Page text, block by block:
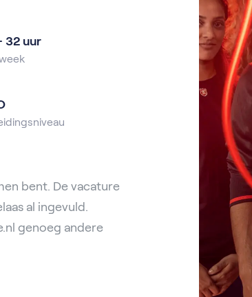
32 uur
bent. De vacature
al ingevuld.
genoeg andere